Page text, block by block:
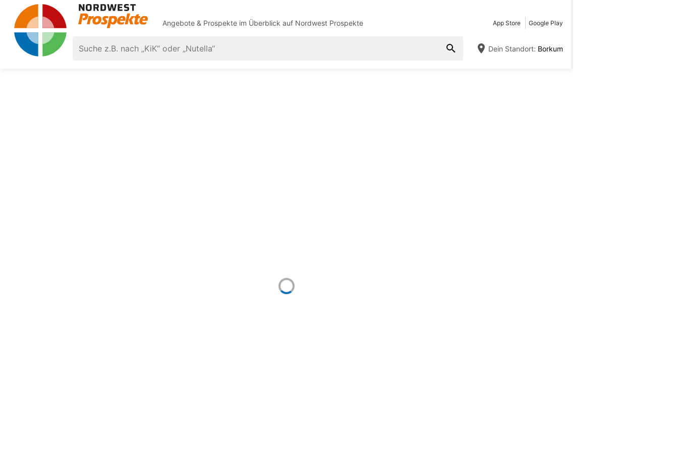
Angebote & Prospekte im Überblick auf Nordwest Prospekte App Store Google Play
Dein Standort: Borkum